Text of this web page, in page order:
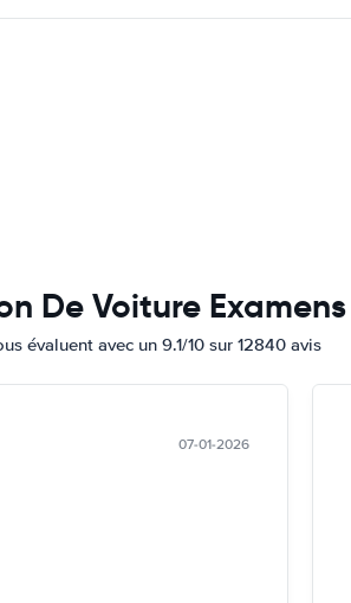
De Voiture Examens
évaluent avec un 9.1/10 sur 12840 avis
07-01-2026